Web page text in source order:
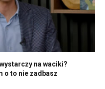
na waciki?
o to nie zadbasz